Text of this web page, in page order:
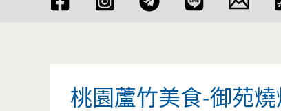
桃園蘆竹美食-御苑